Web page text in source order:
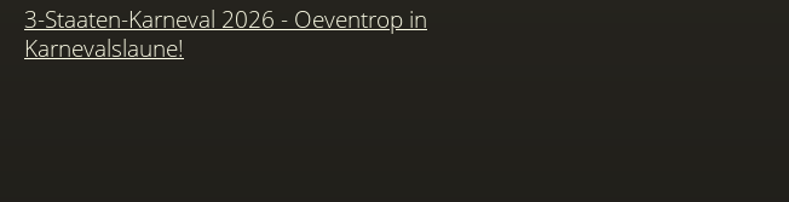
3-Staaten-Karneval 2026 - Oeventrop in
Karnevalslaune!